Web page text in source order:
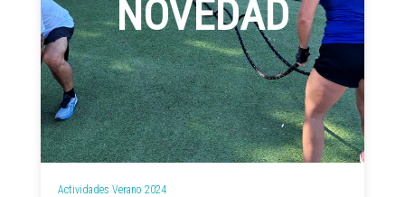
NOVEDAD
Actividades Verano 2024